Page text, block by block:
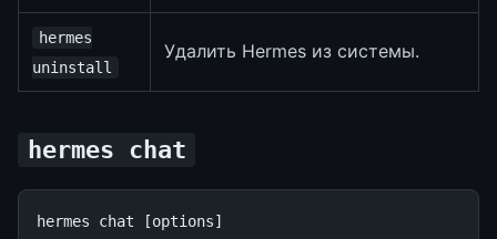
hermes
uninstall
Удалить Hermes из системы.
hermes chat
hermes chat [options]